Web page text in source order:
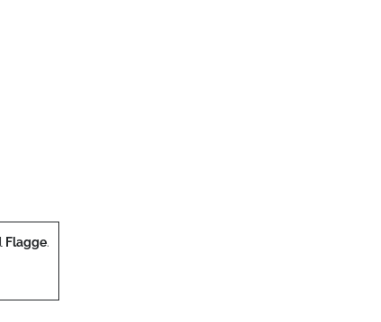
Flagge.